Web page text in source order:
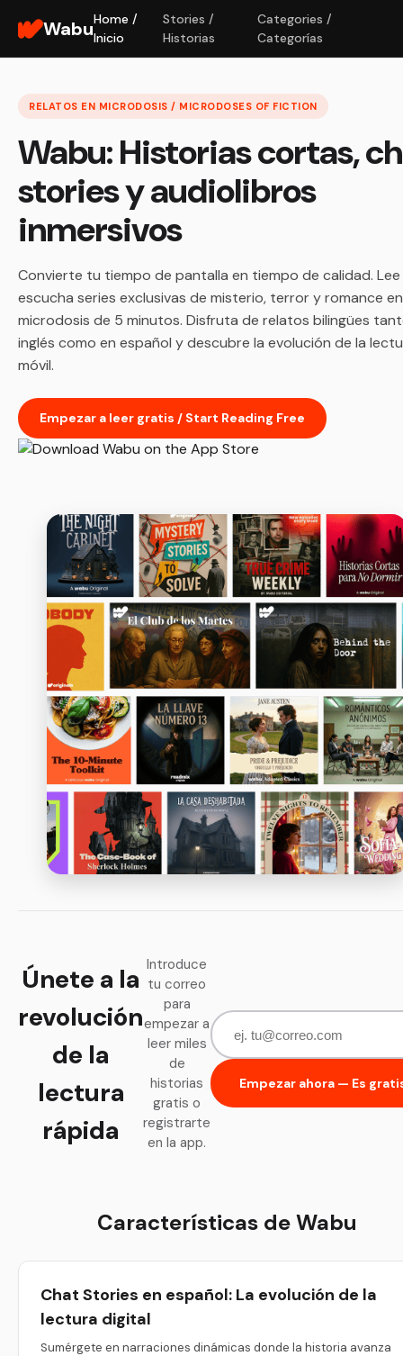
WabuHome /
Inicio
Stories /
Historias
Categories /
Categorías
RELATOS EN MICRODOSIS / MICRODOSES OF FICTION
Wabu: Historias cortas,
stories y audiolibros
inmersivos
Convierte tu tiempo de pantalla en tiempo de calidad.
escucha series exclusivas de misterio, terror y romance en
microdosis de 5 minutos. Disfruta de relatos bilingües
inglés como en español y descubre la evolución de la
móvil.
Empezar a leer gratis / Start Reading Free
Únete a la
revolución
de la
lectura
rápida
Introduce
tu correo
para
empezar a
leer miles
de
historias
gratis o
registrarte
en la app.
Empezar ahora — Es
Características de Wabu
Chat Stories en español: La evolución de la
lectura digital
Sumérgete en narraciones dinámicas donde la historia avanza